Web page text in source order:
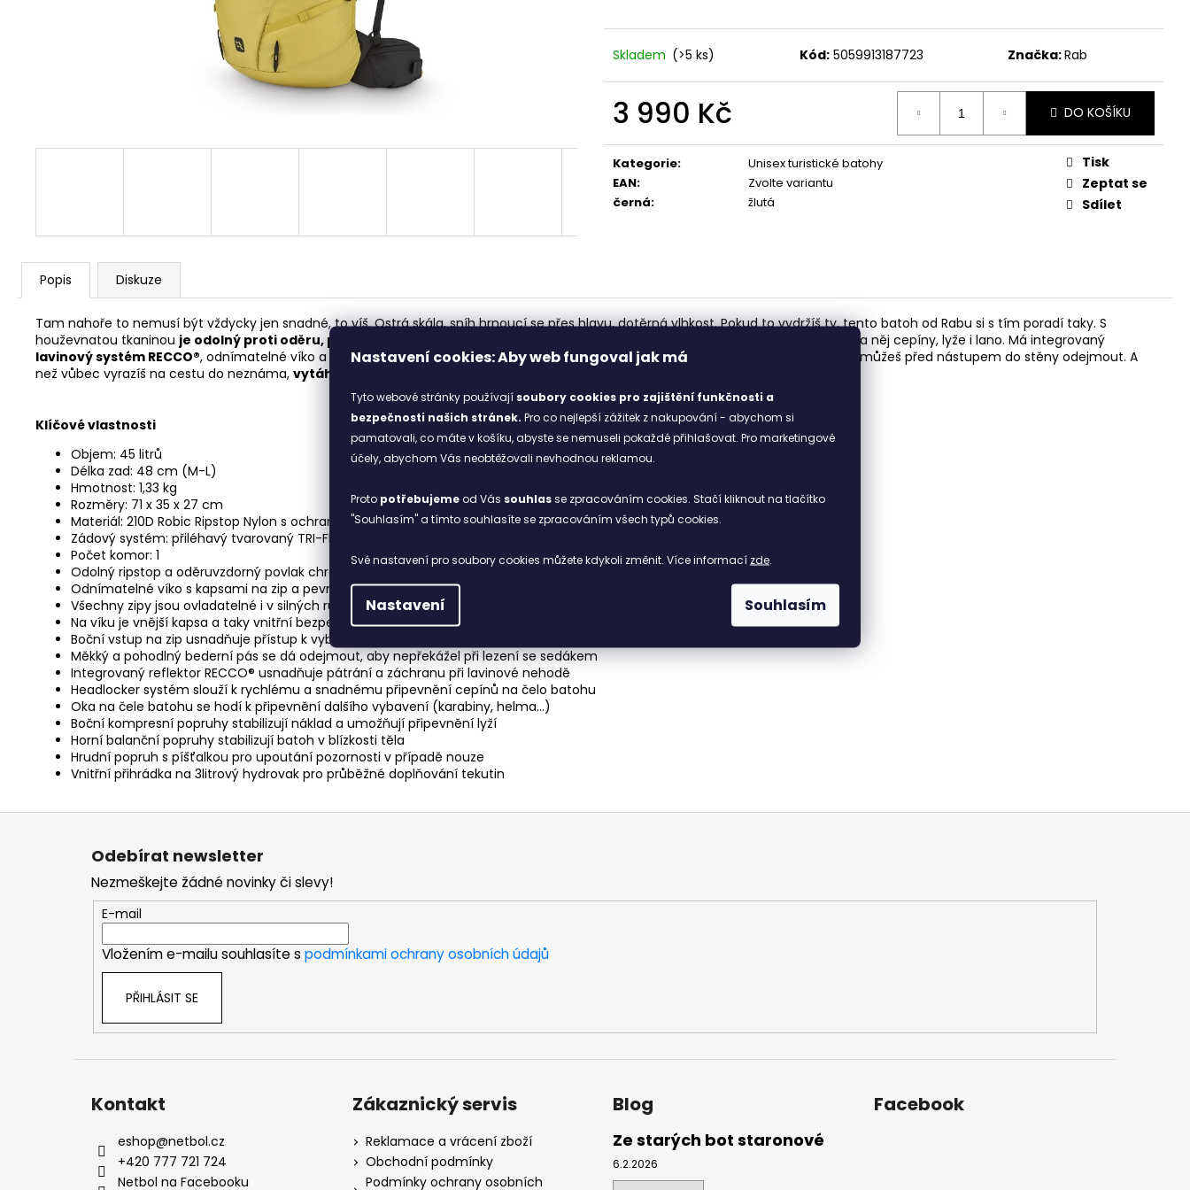
Nastavení cookies: Aby web fungoval jak má
Tyto webové stránky používají soubory cookies pro zajištění funkčnosti a
bezpečnosti našich stránek. Pro co nejlepší zážitek z nakupování - abychom si
pamatovali, co máte v košíku, abyste se nemuseli pokaždé přihlašovat. Pro marketingové
účely, abychom Vás neobtěžovali nevhodnou reklamou.
Proto potřebujemeod Vás souhlasse zpracováním cookies. Stačí kliknout na tlačítko
"Souhlasím" a tímto souhlasíte se zpracováním všech typů cookies.
Své nastavení pro soubory cookies můžete kdykoli změnit. Více informací zde.
Nastavení Souhlasím
Skladem (>5 ks) Kód: 5059913187723 Značka:Rab
3 990 Kč
cena:
DO KOŠÍKU
Kategorie:
Unisex turistické batohy
EAN:
Zvolte variantu
černá: žlutá
Tisk
Zeptat se
Sdílet
Popis Diskuze
Tam nahoře to nemusí být vždycky jen snadné, to víš. Ostrá skála, sníh hrnoucí se přes hlavu, dotěrná vlhkost. Pokud to vydržíš ty, tento batoh od Rabu si s tím poradí taky. S
houževnatou tkaninou je odolný proti oděru, protržení i vodě
. To je základ. Je jednoduchý – a díky tomu tak spolehlivý. Připevníš na něj cepíny, lyže i lano. Má integrovaný
lavinový systém RECCO®, odnímatelné víko a boční vstup, přes který se dostaneš k vybavení, které dlí na dně batohu. I bederní pás můžeš před nástupem do stěny odejmout. A
než vůbec vyrazíš na cestu do neznáma, vytáhni z batohu výztuhu zad
Klíčové vlastnosti
Objem: 45 litrů
Délka zad: 48 cm (M-L)
Hmotnost: 1,33 kg
Rozměry: 71 x 35 x 27 cm
Materiál: 210D Robic Ripstop Nylon s ochranou Trishield Dura Coating
Zádový systém: přiléhavý tvarovaný TRI-FLEX™ s vyjímatelnou vnitřní výztuhou
Počet komor: 1
Odolný ripstop a oděruvzdorný povlak chrání batoh před poškozením a vlhkostí
Odnímatelné víko s kapsami na zip a pevnou kovovou přezkou
Všechny zipy jsou ovladatelné i v silných rukavicích
Na víku je vnější kapsa a taky vnitřní bezpečná kapsa s klipem na klíče
Boční vstup na zip usnadňuje přístup k vybavení bez nutnosti otevírání víka
Měkký a pohodlný bederní pás se dá odejmout, aby nepřekážel při lezení se sedákem
Integrovaný reflektor RECCO® usnadňuje pátrání a záchranu při lavinové nehodě
Headlocker systém slouží k rychlému a snadnému připevnění cepínů na čelo batohu
Oka na čele batohu se hodí k připevnění dalšího vybavení (karabiny, helma…)
Boční kompresní popruhy stabilizují náklad a umožňují připevnění lyží
Horní balanční popruhy stabilizují batoh v blízkosti těla
Hrudní popruh s píšťalkou pro upoutání pozornosti v případě nouze
Vnitřní přihrádka na 3litrový hydrovak pro průběžné doplňování tekutin
Z
Odebírat newsletter
Nezmeškejte žádné novinky či slevy!
E-mail
Vložením e-mailu souhlasíte s podmínkami ochrany osobních údajů
PŘIHLÁSIT SE
Kontakt
eshop@netbol.cz
+420 777 721 724
Netbol na Facebooku
Zákaznický servis
Reklamace a vrácení zboží
Obchodní podmínky
Podmínky ochrany osobních
Blog
Ze starých bot staronové
6.2.2026
Facebook